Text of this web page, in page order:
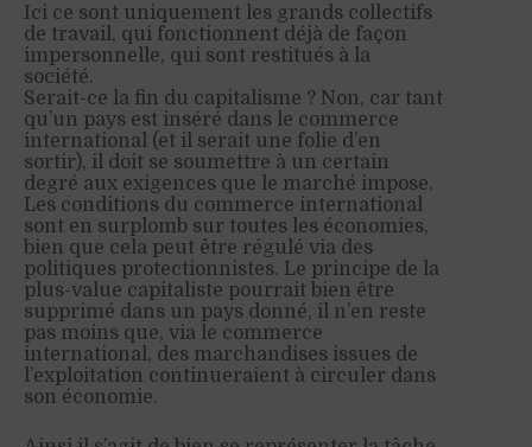
Ici ce sont uniquement les grands collectifs
de travail, qui fonctionnent déjà de façon
impersonnelle, qui sont restitués à la
société.
Serait-ce la fin du capitalisme ? Non, car tant
qu’un pays est inséré dans le commerce
international (et il serait une folie d’en
sortir), il doit se soumettre à un certain
degré aux exigences que le marché impose.
Les conditions du commerce international
sont en surplomb sur toutes les économies,
bien que cela peut être régulé via des
politiques protectionnistes. Le principe de la
plus-value capitaliste pourrait bien être
supprimé dans un pays donné, il n’en reste
pas moins que, via le commerce
international, des marchandises issues de
l’exploitation continueraient à circuler dans
son économie.